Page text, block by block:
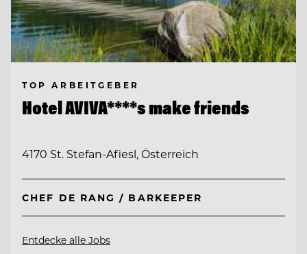
TOP ARBEITGEBER
Hotel AVIVA****s make friends
4170 St. Stefan-Afiesl, Österreich
CHEF DE RANG / BARKEEPER
Entdecke alle Jobs